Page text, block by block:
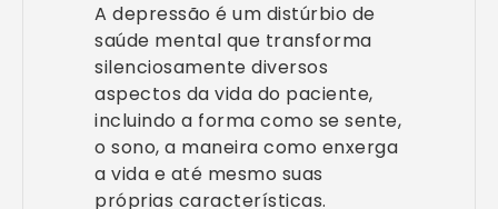
A depressão é um distúrbio de
saúde mental que transforma
silenciosamente diversos
aspectos da vida do paciente,
incluindo a forma como se sente,
o sono, a maneira como enxerga
a vida e até mesmo suas
próprias características.